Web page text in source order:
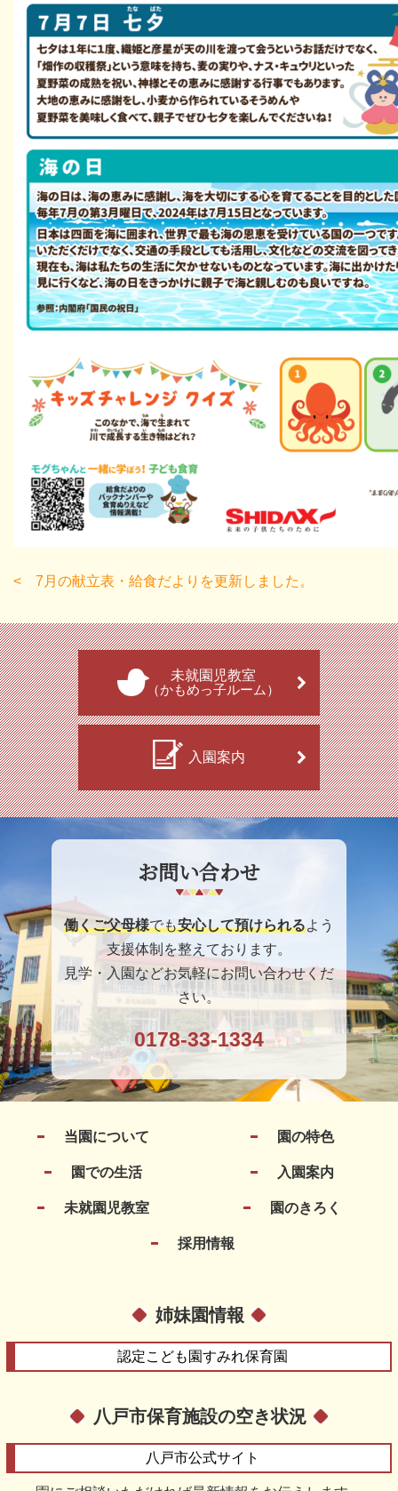
7月の献立表・給食だよりを更新しました。
未就園児教室
（かもめっ子ルーム）
入園案内
お問い合わせ
働くご父母様でも安心して預けられるよう
支援体制を整えております。
見学・入園などお気軽にお問い合わせくだ
さい。
0178-33-1334
当園について 園の特色
園での生活 入園案内
未就園児教室 園のきろく
採用情報
姉妹園情報
認定こども園すみれ保育園
八戸市保育施設の空き状況
八戸市公式サイト